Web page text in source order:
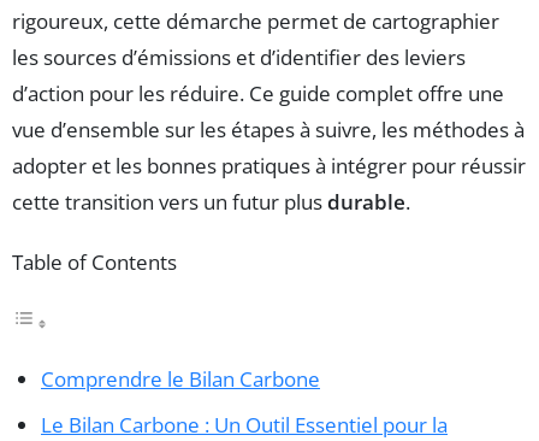
rigoureux, cette démarche permet de cartographier
les sources d’émissions et d’identifier des leviers
d’action pour les réduire. Ce guide complet offre une
vue d’ensemble sur les étapes à suivre, les méthodes à
adopter et les bonnes pratiques à intégrer pour réussir
cette transition vers un futur plusdurable.
Table of Contents
Comprendre le Bilan Carbone
Le Bilan Carbone : Un Outil Essentiel pour la